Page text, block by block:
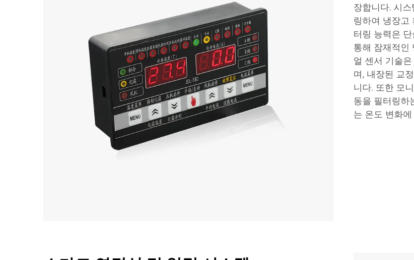
장합니다. 시
링하여 냉장고
터링 능력은
통해 잠재적인
얼 센서 기술
며, 내장된 교
니다. 또한 모
동을 필터링하
는 온도 변화